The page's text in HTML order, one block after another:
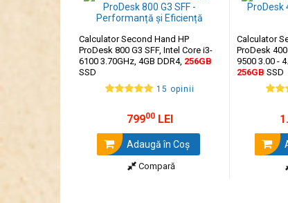
Calculator Second Hand HP
ProDesk 800 G3 SFF, Intel Core i3-
6100 3.70GHz, 4GB DDR4, 256GB
SSD
15 opinii
79900LEI
Adaugă în Coş
Compară
Calculator
ProDesk
9500 3.00 -
256GB SSD